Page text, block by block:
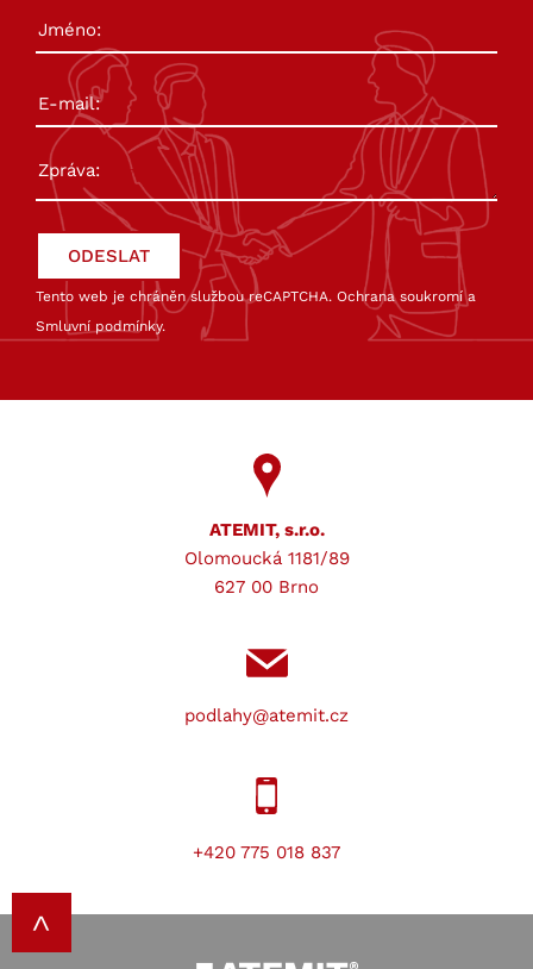
Tento web je chráněn službou reCAPTCHA. Ochrana soukromía
Smluvní podmínky.
ATEMIT, s.r.o.
Olomoucká 1181/89
627 00 Brno
podlahy@atemit.cz
+420 775 018 837